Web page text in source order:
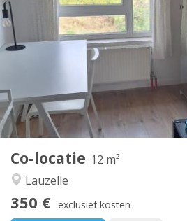
Co-locatie 12 m²
Lauzelle
350 € exclusief kosten
10 maanden, 5-6